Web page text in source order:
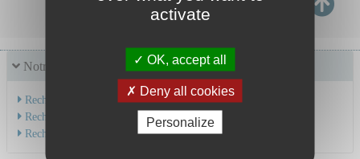
Notre offre de soins
Recherche par service
Recherche par spécialité
Recherche par médecin
activate
OK, accept all
Deny all cookies
Personalize